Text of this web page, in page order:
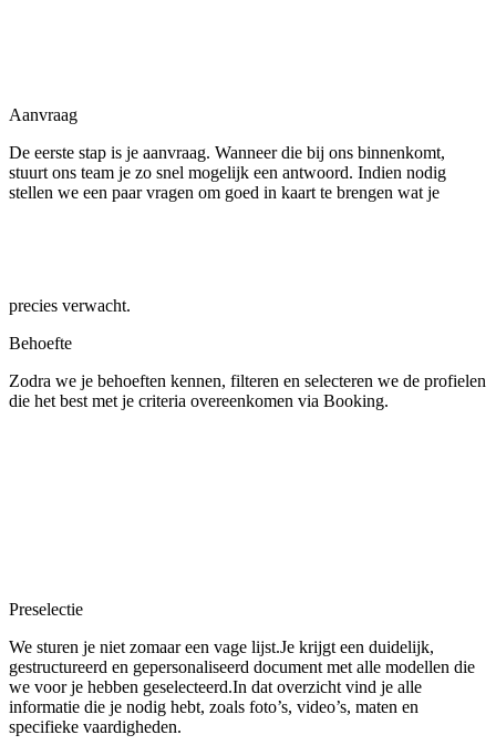
Aanvraag
De eerste stap is je aanvraag. Wanneer die bij ons binnenkomt,
stuurt ons team je zo snel mogelijk een antwoord. Indien nodig
stellen we een paar vragen om goed in kaart te brengen wat je
precies verwacht.
Behoefte
Zodra we je behoeften kennen, filteren en selecteren we de profielen
die het best met je criteria overeenkomen via Booking.
Preselectie
We sturen je niet zomaar een vage lijst.Je krijgt een duidelijk,
gestructureerd en gepersonaliseerd document met alle modellen die
we voor je hebben geselecteerd.In dat overzicht vind je alle
informatie die je nodig hebt, zoals foto’s, video’s, maten en
specifieke vaardigheden.